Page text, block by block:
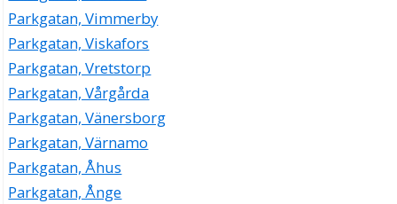
Parkgatan, Vimmerby
Parkgatan, Viskafors
Parkgatan, Vretstorp
Parkgatan, Vårgårda
Parkgatan, Vänersborg
Parkgatan, Värnamo
Parkgatan, Åhus
Parkgatan, Ånge